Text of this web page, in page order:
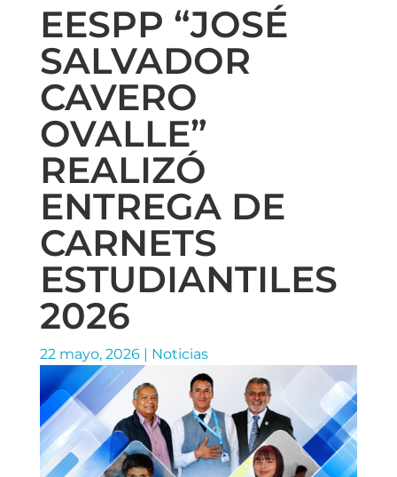
EESPP “JOSÉ
SALVADOR
CAVERO
OVALLE”
REALIZÓ
ENTREGA DE
CARNETS
ESTUDIANTILES
2026
22 mayo, 2026| Noticias